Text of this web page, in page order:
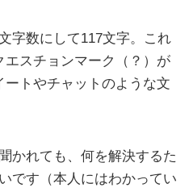
字数にして117文字。これ
エスチョンマーク（？）が
トやチャットのような文
かれても、何を解決するた
です（本人にはわかってい